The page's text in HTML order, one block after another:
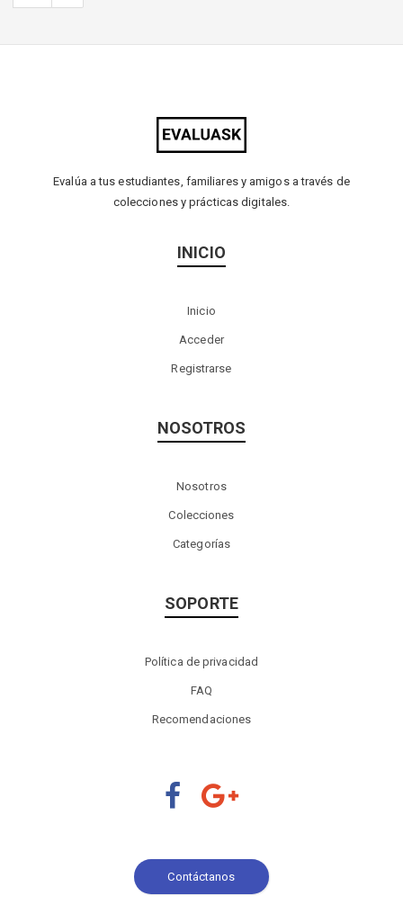
Evalúa a tus estudiantes, familiares y amigos a través de
colecciones y prácticas digitales.
INICIO
Inicio
Acceder
Registrarse
NOSOTROS
Nosotros
Colecciones
Categorías
SOPORTE
Política de privacidad
FAQ
Recomendaciones
Contáctanos